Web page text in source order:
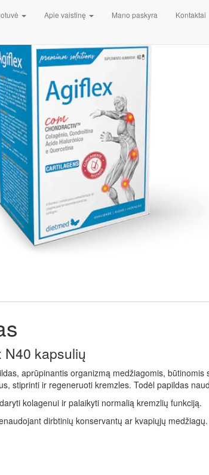
Apie vaistinę Mano paskyra Kontaktai
/ Agiflex Dietmed
N40 kapsulių
aprūpinantis organizmą medžiagomis,
stiprinti ir regeneruoti kremzles. Todėl papildas
kolagenui ir palaikyti normalią kremzlių funkciją.
dirbtinių konservantų ar kvapiųjų